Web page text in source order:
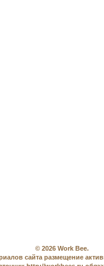
© 2026 Work Bee.
сайта размещение